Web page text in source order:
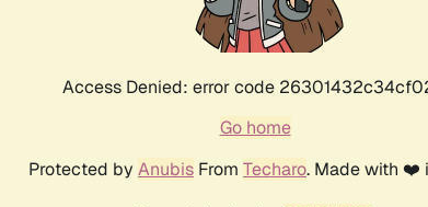
Access Denied: error code
Go home
Protected by Anubis From Techaro. Made with